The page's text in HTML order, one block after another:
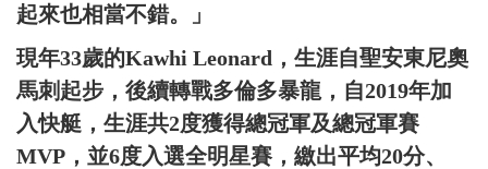
起來也相當不錯。」
現年33歲的Kawhi Leonard，生涯自聖安東尼奧
馬刺起步，後續轉戰多倫多暴龍，自2019年加
入快艇，生涯共2度獲得總冠軍及總冠軍賽
MVP，並6度入選全明星賽，繳出平均20分、